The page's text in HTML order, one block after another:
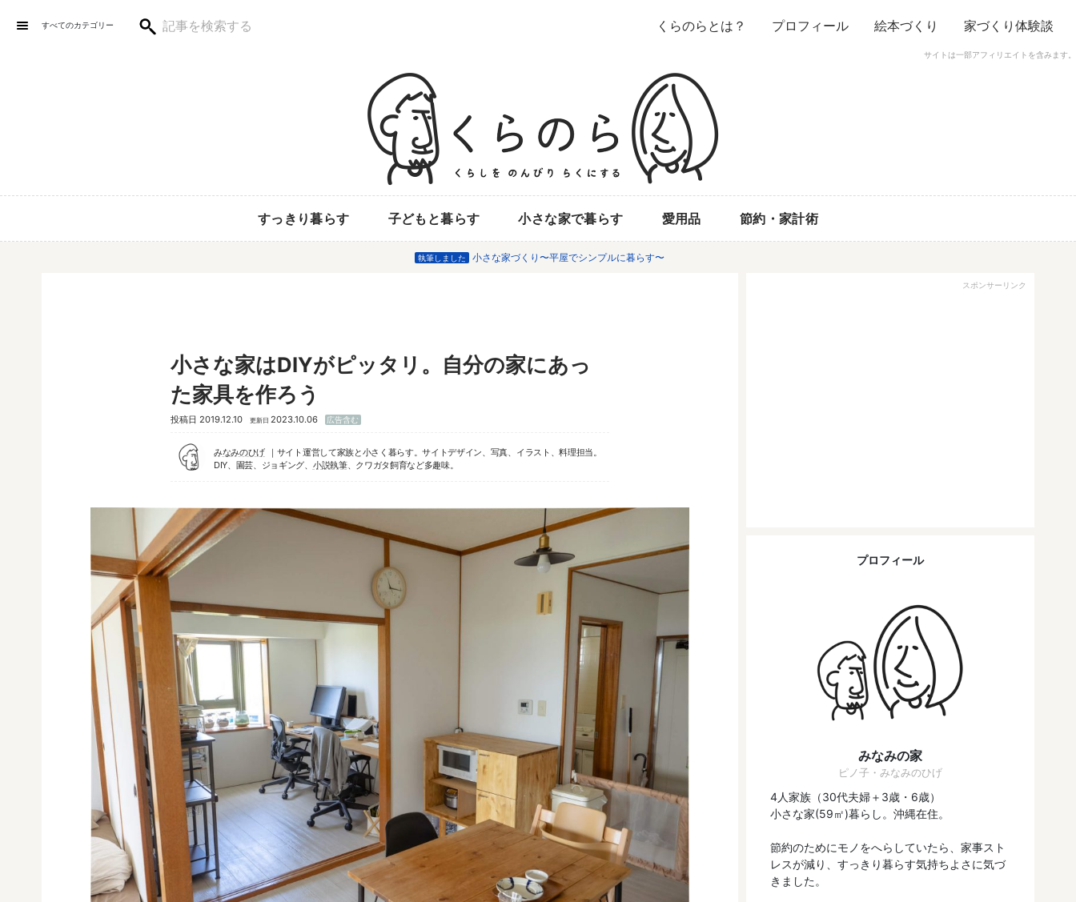
サイトは一部アフィリエイトを含みます。
すべてのカテゴリー くらのらとは？ プロフィール 絵本づくり 家づくり体験談
すっきり暮らす 子どもと暮らす 小さな家で暮らす 愛用品 節約・家計術
執筆しました 小さな家づくり〜平屋でシンプルに暮らす〜
小さな家はDIYがピッタリ。自分の家にあっ
た家具を作ろう
投稿日 2019.12.10 更新日 2023.10.06 広告含む
みなみのひげ
サイト運営して家族と小さく暮らす。サイトデザイン、写真、イラスト、料理担当。
DIY、園芸、ジョギング、 小説執筆、クワガタ飼育など多趣味。
スポンサーリンク
プロフィール
みなみの家
ピノ子・みなみのひげ
4人家族（30代夫婦＋3歳・6歳）
小さな家(59㎡)暮らし。沖縄在住。
節約のためにモノをへらしていたら、家事スト
レスが減り、すっきり暮らす気持ちよさに気づ
きました。